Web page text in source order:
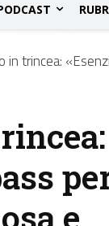
in trincea:
e